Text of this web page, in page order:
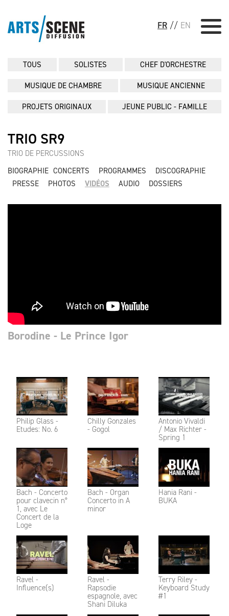
FR // EN
TOUS SOLISTES CHEF D'ORCHESTRE
MUSIQUE DE CHAMBRE MUSIQUE ANCIENNE
PROJETS ORIGINAUX JEUNE PUBLIC - FAMILLE
TRIO SR9
TRIO DE PERCUSSIONS
BIOGRAPHIE CONCERTS PROGRAMMES
DISCOGRAPHIE
PRESSE
PHOTOS VIDÉOS AUDIO DOSSIERS
Philip Glass -
Etudes: No. 6
Chilly Gonzales
- Gogol
Antonio Vivaldi
/ Max Richter -
Spring 1
Bach - Concerto
pour clavecin n°
1, avec Le
Concert de la
Loge
Bach - Organ
Concerto in A
minor
Hania Rani -
BUKA
Ravel -
Influence(s)
Ravel -
Rapsodie
espagnole, avec
Shani Diluka
Terry Riley -
Keyboard Study
#1
Borodine - Le Prince Igor​​​​​​​